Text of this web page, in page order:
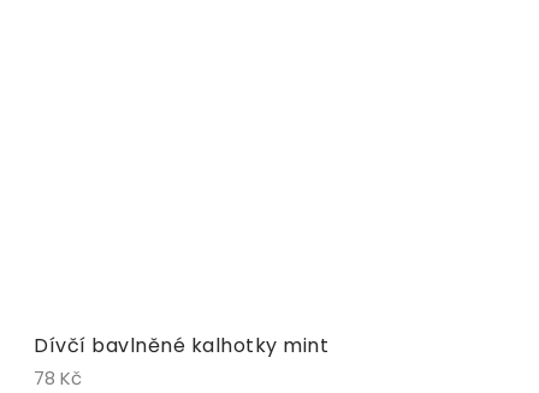
Dívčí bavlněné kalhotky mint
78 Kč